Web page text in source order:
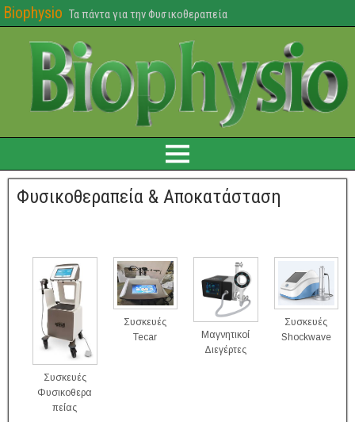
Biophysio Τα πάντα για την Φυσικοθεραπεία
Φυσικοθεραπεία & Αποκατάσταση
Συσκευές
Φυσικοθερα
πείας
Συσκευές
Tecar
Μαγνητικοί
Διεγέρτες
Συσκευές
Shockwave